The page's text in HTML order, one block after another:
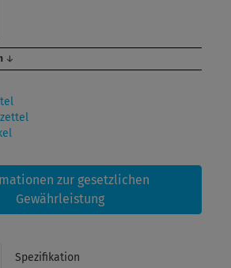
↓
zur gesetzlichen
Gewährleistung
Spezifikation